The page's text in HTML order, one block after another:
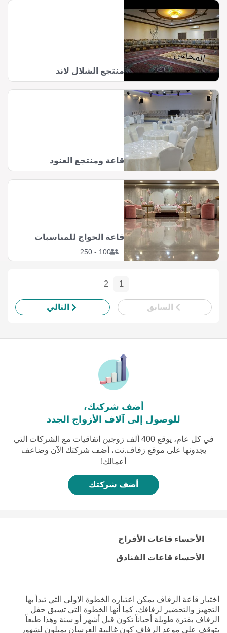
منتجع الشلال لاند
قاعة ومنتجع العنود
100 - 250
قاعة الحواج للمناسبات
1
2
السابق التالي
أضف شركتك،
للوصول إلى آلاف الأزواج الجدد
في كل عام، يوقع 400 ألف زوجين اتفاقيات مع الشركات التي
يجدونها على موقع زفاف.نت، أضف شركتك الآن وضاعف
أعمالك!
أضف شركتك
الأحساء قاعات الأفراح
الأحساء قاعات الفنادق
اختيار قاعة الزفاف يمكن اعتباره الخطوة الاولى التي تبدأ بها
التجهيز والتحضير لزفافك، كما أنها الخطوة التي تسبق حفل
الزفاف بفترة طويلة أحياناً تكون قبل أشهر أو سنة وهذا طبعاً
يتوقف على موعد الزفاف كون غالبية العرسان يميلون لشهور